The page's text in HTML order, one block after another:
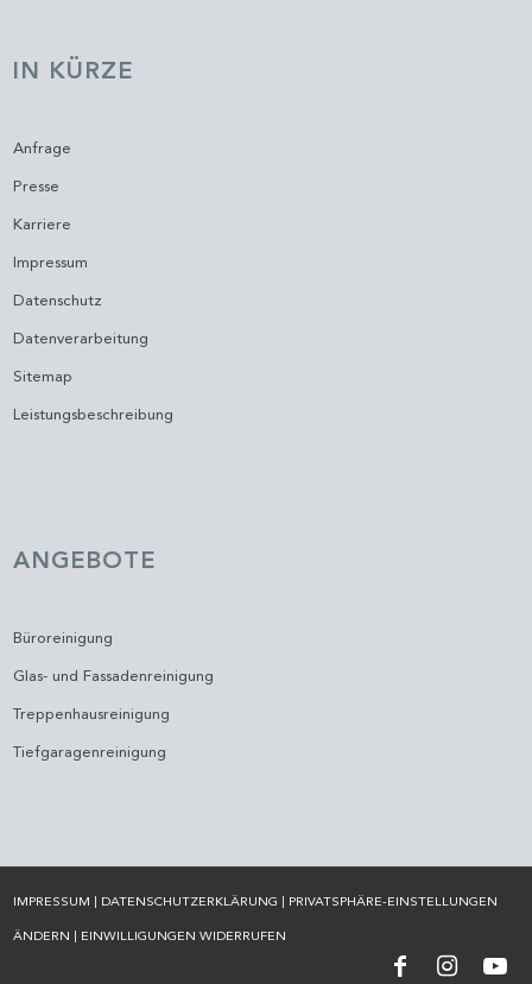
IN KÜRZE
Anfrage
Presse
Karriere
Impressum
Datenschutz
Datenverarbeitung
Sitemap
Leistungsbeschreibung
ANGEBOTE
Büroreinigung
Glas- und Fassadenreinigung
Treppenhausreinigung
Tiefgaragenreinigung
IMPRESSUM DATENSCHUTZERKLÄRUNG PRIVATSPHÄRE-EINSTELLUNGEN
ÄNDERN EINWILLIGUNGEN WIDERRUFEN